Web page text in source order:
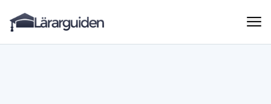
Hoppa till innehåll
Lärarguiden